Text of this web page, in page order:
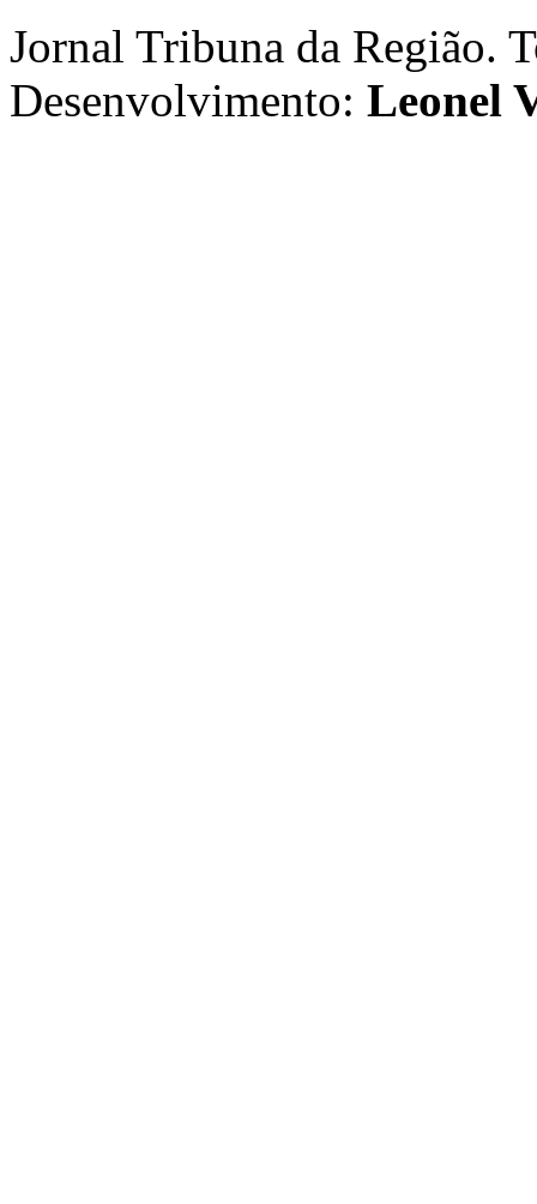
Jornal Tribuna da Região.
Desenvolvimento: Leonel